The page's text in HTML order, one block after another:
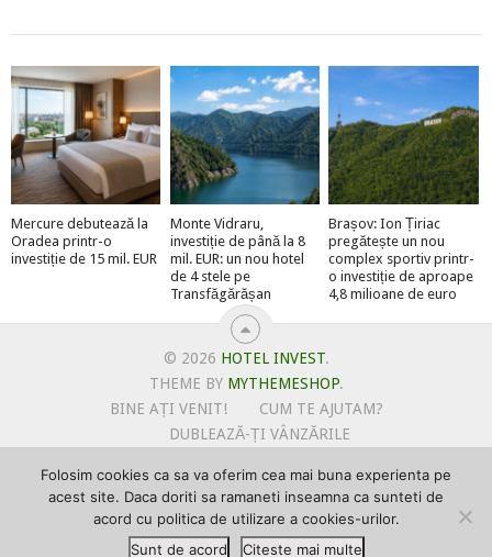
Mercure debutează la
Oradea printr-o
investiție de 15 mil. EUR
Monte Vidraru,
investiție de până la 8
mil. EUR: un nou hotel
de 4 stele pe
Transfăgărășan
Brașov: Ion Țiriac
pregătește un nou
complex sportiv printr-
o investiție de aproape
4,8 milioane de euro
© 2026 HOTEL INVEST.
THEME BY MYTHEMESHOP.
BINE AȚI VENIT!
CUM TE AJUTAM?
DUBLEAZĂ-ȚI VÂNZĂRILE
POLITICA DE UTILIZARE COOKIE-URI
PRIMEȘTI GRATUIT MEGA-CADOURI LA ABONARE
PROMOVEAZĂ-TE PE HOTELINVEST
Folosim cookies ca sa va oferim cea mai buna experienta pe
acest site. Daca doriti sa ramaneti inseamna ca sunteti de
acord cu politica de utilizare a cookies-urilor.
Sunt de acord
Citeste mai multe